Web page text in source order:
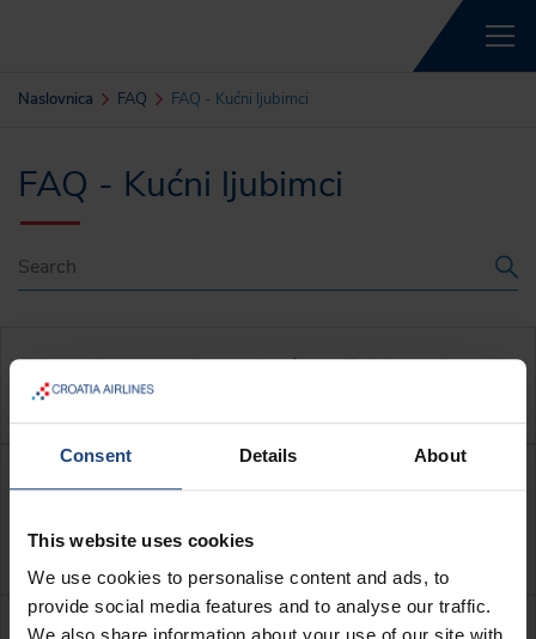
Consent Details About
This website uses cookies
We use cookies to personalise content and ads, to
provide social media features and to analyse our traffic.
Naslovnica FAQ FAQ - Kućni ljubimci
FAQ - Kućni ljubimci
Mogu li prevesti svog kućnog ljubimca i
koji su mi dokumenti potrebni?
Gdje mogu pronaći informacije o
ili prtljažniku zrakoplova?